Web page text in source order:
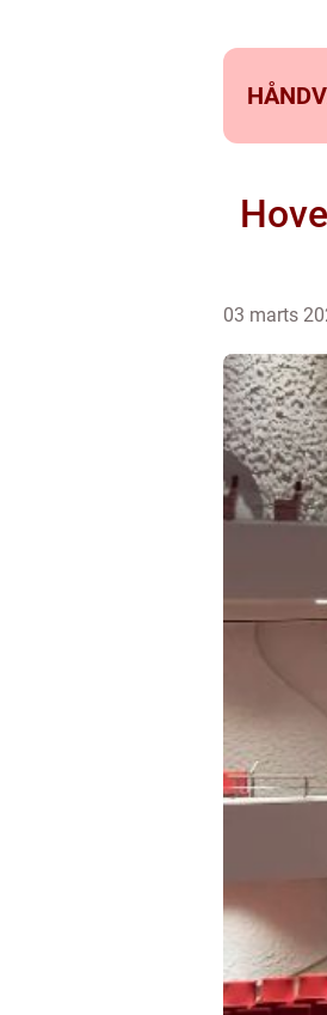
03 marts